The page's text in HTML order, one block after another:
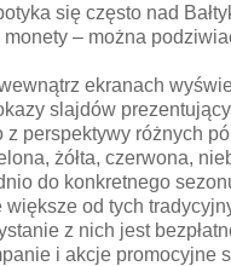
się często nad
– można
ekranach
slajdów
perspektywy różnych
żółta, czerwona,
do konkretnego
od tych
z nich jest
i akcje promocyjne